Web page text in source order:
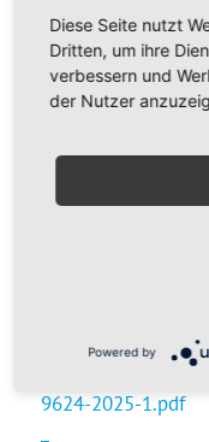
setzte sie
werfen Fragen
geschützt und
Mehr zu dem
in der Zeitschrift
„Mehr als
autoritärer
Beratung gegen
jena.de/fileadmin/
9624-2025-1.pdf
Diese Seite nutzt
Dritten, um ihre
verbessern und
der Nutzer
Powered by